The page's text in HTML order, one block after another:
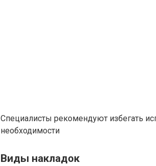
Специалисты рекомендуют избегать
необходимости
Виды накладок